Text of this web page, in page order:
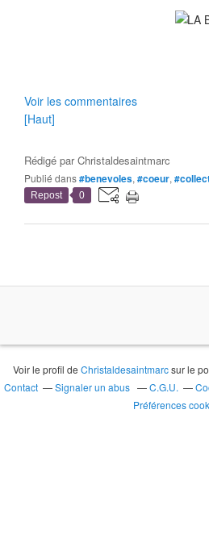
Voir les commentaires
[Haut]
Rédigé parChristaldesaintmarc
Publié dans#benevoles, #coeur,
Repost 0
Voir le profil deChristaldesaintmarcsur le
Contact
Signaler un abus C.G.U.
Préférences